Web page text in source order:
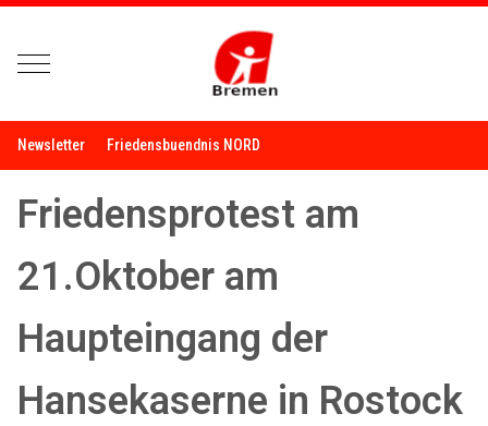
Mobile Menu Toggle
Newsletter Friedensbuendnis NORD
Friedensprotest am
21.Oktober am
Haupteingang der
Hansekaserne in Rostock